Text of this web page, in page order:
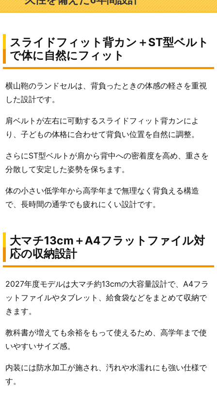
スライドフィット背カン＋ST型ベルト
で体に自然にフィット
横山鞄のランドセルは、背負ったときの体感の軽さを重視
した設計です。
肩ベルトが左右に可動するスライドフィット背カンによ
り、子どもの体格に合わせて背負い位置を自然に調整。
さらにST型ベルトが肩から背中への密着度を高め、重さを
分散して安定した姿勢を保ちます。
体の小さい低学年から高学年まで無理なく背負える構造
で、長時間の通学でも疲れにくい設計です。
大マチ13cm＋A4フラットファイル対
応の収納設計
2027年度モデルは大マチ約13cmの大容量設計で、A4フラ
ットファイルやタブレット、給食袋などをまとめて収納で
きます。
教科書が増えても余裕をもって使えるため、高学年まで使
いやすいサイズ感。
内装には防水加工が施され、汚れや水濡れにも強い仕様で
す。